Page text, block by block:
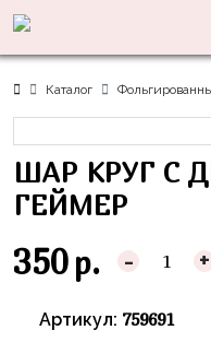
Каталог
ШАР КРУГ С
ГЕЙМЕР
350 р. - +
Артикул: 759691
консультация?
Акции
Каталог
Латексные
шары
без
Латексные
шары
Праздники
8
марта
23
Дембель
Родился
Тематики
Оранжевая
Корова
Маша
Медведь
Трактор
Информация
О нас
Доставка
и оплата
Контакты